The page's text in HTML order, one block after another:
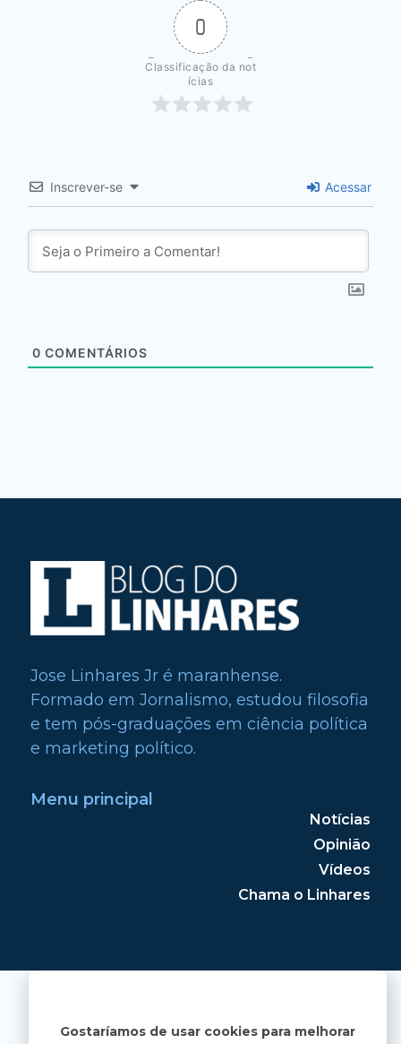
0
Classificação da not
ícias
Inscrever-se Acessar
0 COMENTÁRIOS
Jose Linhares Jr é maranhense.
Formado em Jornalismo, estudou filosofia
e tem pós-graduações em ciência política
e marketing político.
Menu principal
Notícias
Opinião
Vídeos
Chama o Linhares
Gostaríamos de usar cookies para melhorar